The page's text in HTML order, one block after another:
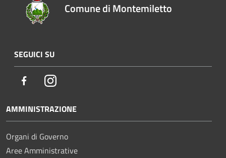
Comune di Montemiletto
SEGUICI SU
FacebookInstagram
AMMINISTRAZIONE
Organi di Governo
Aree Amministrative